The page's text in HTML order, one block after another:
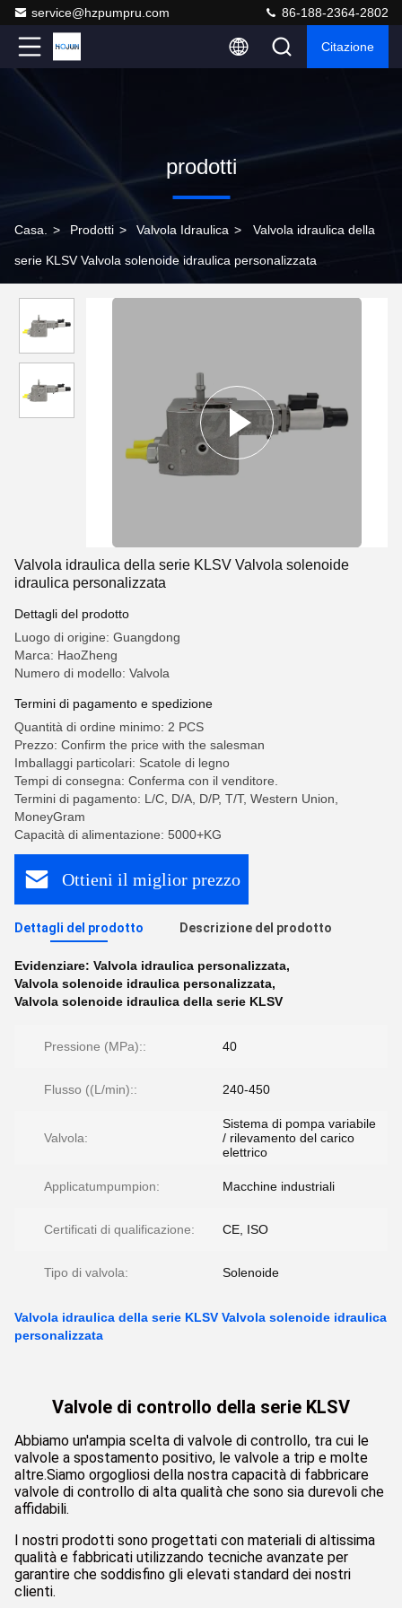
service@hzpumpru.com 86-188-2364-2802
Citazione
prodotti
Casa. > Prodotti > Valvola Idraulica > Valvola idraulica della
serie KLSV Valvola solenoide idraulica personalizzata
Valvola idraulica della serie KLSV Valvola solenoide
idraulica personalizzata
Dettagli del prodotto
Luogo di origine: Guangdong
Marca: HaoZheng
Numero di modello: Valvola
Termini di pagamento e spedizione
Quantità di ordine minimo: 2 PCS
Prezzo: Confirm the price with the salesman
Imballaggi particolari: Scatole di legno
Tempi di consegna: Conferma con il venditore.
Termini di pagamento: L/C, D/A, D/P, T/T, Western Union,
MoneyGram
Capacità di alimentazione: 5000+KG
Ottieni il miglior prezzo
Dettagli del prodotto Descrizione del prodotto
Evidenziare: Valvola idraulica personalizzata,
Valvola solenoide idraulica personalizzata,
Valvola solenoide idraulica della serie KLSV
Pressione (MPa):: 40
Flusso ((L/min):: 240-450
Valvola:
Sistema di pompa variabile
/ rilevamento del carico
elettrico
Applicatumpumpion: Macchine industriali
Certificati di qualificazione: CE, ISO
Tipo di valvola: Solenoide
Valvola idraulica della serie KLSV Valvola solenoide idraulica
personalizzata
Valvole di controllo della serie KLSV
Abbiamo un'ampia scelta di valvole di controllo, tra cui le
valvole a spostamento positivo, le valvole a trip e molte
altre.Siamo orgogliosi della nostra capacità di fabbricare
valvole di controllo di alta qualità che sono sia durevoli che
affidabili.
I nostri prodotti sono progettati con materiali di altissima
qualità e fabbricati utilizzando tecniche avanzate per
garantire che soddisfino gli elevati standard dei nostri
clienti.